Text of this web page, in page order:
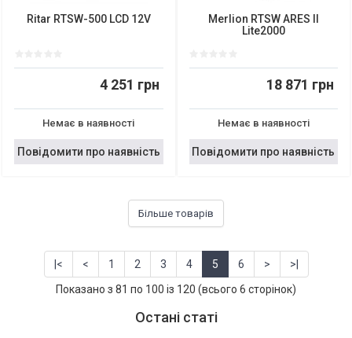
Ritar RTSW-500 LCD 12V
4 251 грн
Немає в наявності
Повідомити про наявність
Merlion RTSW ARES II
Lite2000
18 871 грн
Немає в наявності
Повідомити про наявність
Більше товарів
|< < 1 2 3 4 5 6 >
>|
Показано з 81 по 100 із 120 (всього 6 сторінок)
Остані статі